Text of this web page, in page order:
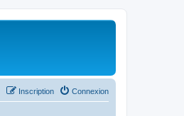
Connexion
Inscription